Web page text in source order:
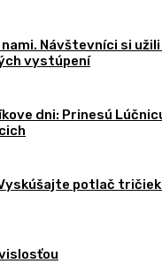
Návštevníci si
vystúpení
dni: Prinesú
potlač tričiek